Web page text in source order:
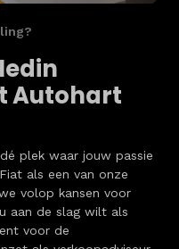
Autohart
plek waar jouw passie
als een van onze
volop kansen voor
aan de slag wilt als
voor de